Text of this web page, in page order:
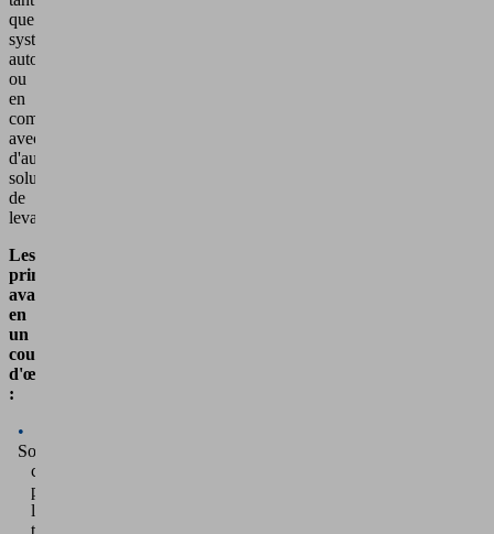
que
système
autonome
ou
en
combinaison
avec
d'autres
solutions
de
levage.
Les
principaux
avantages
en
un
coup
d'œil
:
Soutien
ciblé
pour
les